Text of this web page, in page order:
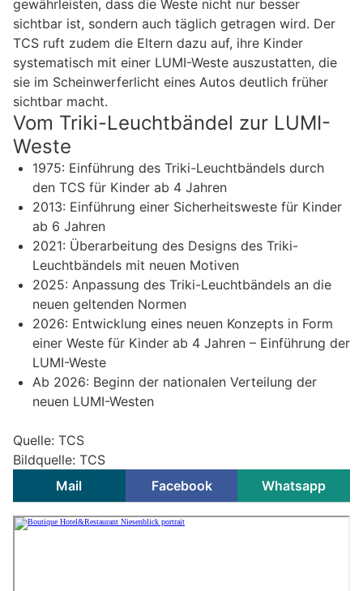
gewährleisten, dass die Weste nicht nur besser
sichtbar ist, sondern auch täglich getragen wird. Der
TCS ruft zudem die Eltern dazu auf, ihre Kinder
systematisch mit einer LUMI-Weste auszustatten, die
sie im Scheinwerferlicht eines Autos deutlich früher
sichtbar macht.
Vom Triki-Leuchtbändel zur LUMI-
Weste
1975: Einführung des Triki-Leuchtbändels durch
den TCS für Kinder ab 4 Jahren
2013: Einführung einer Sicherheitsweste für Kinder
ab 6 Jahren
2021: Überarbeitung des Designs des Triki-
Leuchtbändels mit neuen Motiven
2025: Anpassung des Triki-Leuchtbändels an die
neuen geltenden Normen
2026: Entwicklung eines neuen Konzepts in Form
einer Weste für Kinder ab 4 Jahren – Einführung der
LUMI-Weste
Ab 2026: Beginn der nationalen Verteilung der
neuen LUMI-Westen
Quelle: TCS
Bildquelle: TCS
Mail
Facebook Whatsapp